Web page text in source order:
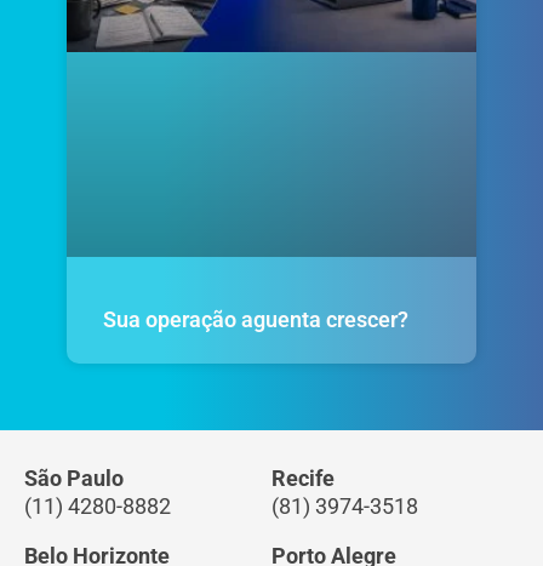
Sua operação aguenta crescer?
São Paulo
(11) 4280-8882
Recife
(81) 3974-3518
Belo Horizonte
Porto Alegre